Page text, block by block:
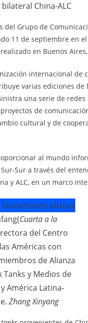
China-ALC
del Grupo de
11 de septiembre en
en Buenos
internacional de
varias ediciones de
una serie de redes
de
cultural y de
al mundo
Sur a través del
y ALC, en un marco
Cuarta a la
del Centro
Américas con
de Alianza
Tanks y Medios de
América Latina-
Zhang Xinyang